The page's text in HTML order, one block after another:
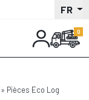
FR
Pièces Eco Log